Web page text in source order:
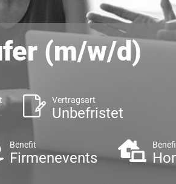
(m/w/d)
Vertragsart
Unbefristet
Benefit
Firmenevents